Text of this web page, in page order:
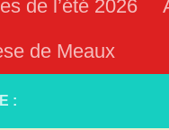
de l’été 2026
de Meaux
: